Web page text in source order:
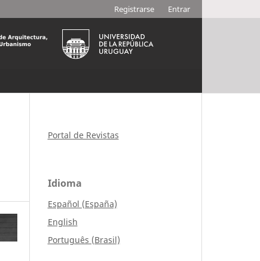
Registrarse Entrar
Portal de Revistas
Idioma
Español (España)
English
Português (Brasil)